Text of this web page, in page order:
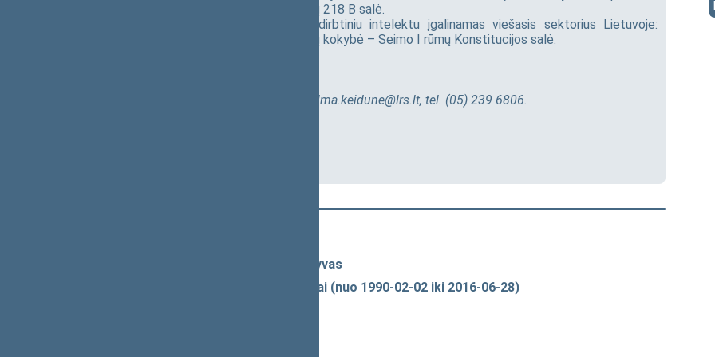
praktika ir inovacijos – Seimo III rūmų 218 B salė.
Duomenimis grįstas ir dirbtiniu intelektu įgalinamas viešasis sektorius Lietuvoje:
atsparumas, demokratija ir sprendimų kokybė – Seimo I rūmų Konstitucijos salė.
vilma.keidune@lrs.lt, tel. (05) 239 6806.
Seimo vaizdo ir garso įrašų archyvas
Spaudos konferencijų garso įrašai (nuo 1990-02-02 iki 2016-06-28)